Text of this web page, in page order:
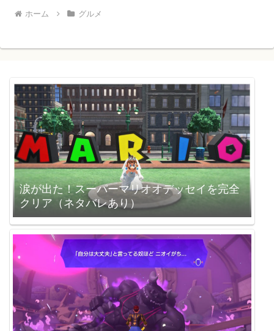
ホーム グルメ
涙が出た！スーパーマリオオデッセイを完全
クリア（ネタバレあり）